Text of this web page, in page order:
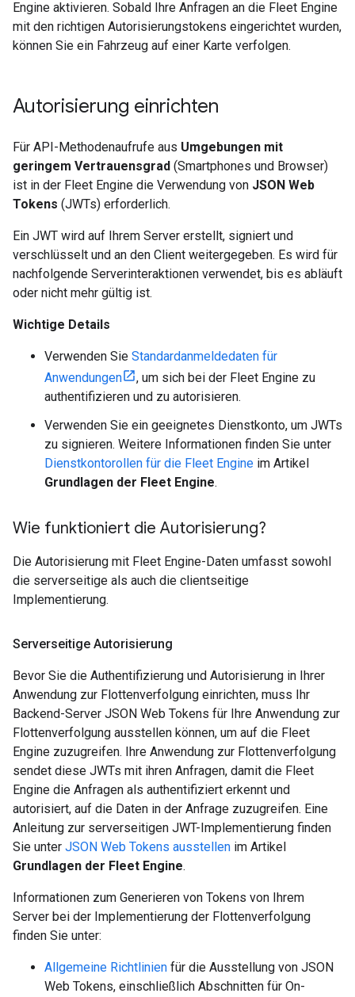
Engine aktivieren. Sobald Ihre Anfragen an die Fleet Engine
mit den richtigen Autorisierungstokens eingerichtet wurden,
können Sie ein Fahrzeug auf einer Karte verfolgen.
Autorisierung einrichten
Für API-Methodenaufrufe aus Umgebungen mit
geringem Vertrauensgrad (Smartphones und Browser)
ist in der Fleet Engine die Verwendung von JSON Web
Tokens (JWTs) erforderlich.
Ein JWT wird auf Ihrem Server erstellt, signiert und
verschlüsselt und an den Client weitergegeben. Es wird für
nachfolgende Serverinteraktionen verwendet, bis es abläuft
oder nicht mehr gültig ist.
Wichtige Details
Verwenden Sie Standardanmeldedaten für
Anwendungen
, um sich bei der Fleet Engine zu
authentifizieren und zu autorisieren.
Verwenden Sie ein geeignetes Dienstkonto, um JWTs
zu signieren. Weitere Informationen finden Sie unter
Dienstkontorollen für die Fleet Engine im Artikel
Grundlagen der Fleet Engine.
Wie funktioniert die Autorisierung?
Die Autorisierung mit Fleet Engine-Daten umfasst sowohl
die serverseitige als auch die clientseitige
Implementierung.
Serverseitige Autorisierung
Bevor Sie die Authentifizierung und Autorisierung in Ihrer
Anwendung zur Flottenverfolgung einrichten, muss Ihr
Backend-Server JSON Web Tokens für Ihre Anwendung zur
Flottenverfolgung ausstellen können, um auf die Fleet
Engine zuzugreifen. Ihre Anwendung zur Flottenverfolgung
sendet diese JWTs mit ihren Anfragen, damit die Fleet
Engine die Anfragen als authentifiziert erkennt und
autorisiert, auf die Daten in der Anfrage zuzugreifen. Eine
Anleitung zur serverseitigen JWT-Implementierung finden
Sie unter JSON Web Tokens ausstellen im Artikel
Grundlagen der Fleet Engine.
Informationen zum Generieren von Tokens von Ihrem
Server bei der Implementierung der Flottenverfolgung
finden Sie unter:
Allgemeine Richtlinien für die Ausstellung von JSON
Web Tokens, einschließlich Abschnitten für On-